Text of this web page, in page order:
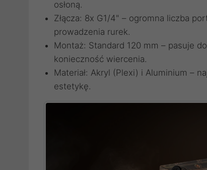
osłoną.
Złącza: 8x G1/4" – ogromna liczba
prowadzenia rurek.
Montaż: Standard 120 mm – pasuje
konieczność wiercenia.
Materiał: Akryl (Plexi) i Aluminium –
estetykę.